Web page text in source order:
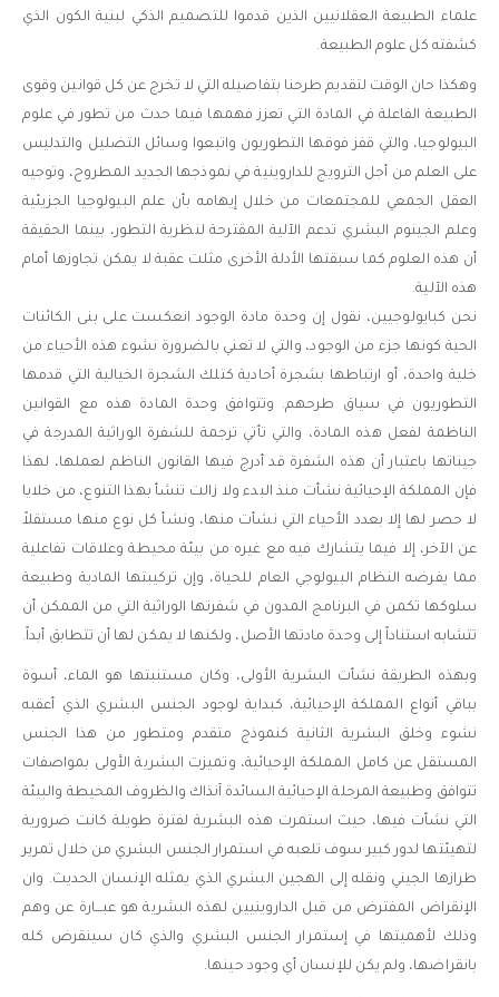
علماء الطبيعة العقلانيين الذين قدموا للتصميم الذكي لبنية الكون الذي
كشفته كل علوم الطبيعة.
وهكذا حان الوقت لتقديم طرحنا بتفاصيله التي لا تخرج عن كل قوانين وقوى
الطبيعة الفاعلة في المادة التي تعزز فهمها فيما حدث من تطور في علوم
البيولوجيا، والتي قفز فوقها التطوريون واتبعوا وسائل التضليل والتدليس
على العلم من أجل الترويج للداروينية في نموذجها الجديد المطروح، وتوجيه
العقل الجمعي للمجتمعات من خلال إيهامه بأن علم البيولوجيا الجزيئية
وعلم الجينوم البشري تدعم الآلية المقترحة لنظرية التطور، بينما الحقيقة
أن هذه العلوم كما سبقتها الأدلة الأخرى مثلت عقبة لا يمكن تجاوزها أمام
هذه الآلية.
نحن كبايولوجيين، نقول إن وحدة مادة الوجود انعكست على بنى الكائنات
الحية كونها جزء من الوجود، والتي لا تعني بالضرورة نشوء هذه الأحياء من
خلية واحدة، أو ارتباطها بشجرة أحادية كتلك الشجرة الخيالية التي قدمها
التطوريون في سياق طرحهم. وتتوافق وحدة المادة هذه مع القوانين
الناظمة لفعل هذه المادة، والتي تأتي ترجمة للشفرة الوراثية المدرجة في
جيناتها باعتبار أن هذه الشفرة قد أدرج فيها القانون الناظم لعملها، لهذا
فإن المملكة الإحيائية نشأت منذ البدء ولا زالت تنشأ بهذا التنوع، من خلايا
لا حصر لها إلا بعدد الأحياء التي نشأت منها، ونشأ كل نوع منها مستقلاً
عن الآخر، إلا فيما يتشارك فيه مع غيره من بيئة محيطة وعلاقات تفاعلية
مما يفرضه النظام البيولوجي العام للحياة، وإن تركيبتها المادية وطبيعة
سلوكها تكمن في البرنامج المدون في شفرتها الوراثية التي من الممكن أن
تتشابه استناداً إلى وحدة مادتها الأصل، ولكنها لا يمكن لها أن تتطابق أبداً.
وبهذه الطريقة نشأت البشرية الأولى، وكان مستنبتها هو الماء، أسوة
بباقي أنواع المملكة الإحيائية، كبداية لوجود الجنس البشري الذي أعقبه
نشوء وخلق البشرية الثانية كنموذج متقدم ومتطور من هذا الجنس
المستقل عن كامل المملكة الإحيائية، وتميزت البشرية الأولى بمواصفات
تتوافق وطبيعة المرحلة الإحيائية السائدة آنذاك والظروف المحيطة والبيئة
التي نشأت فيها، حيث استمرت هذه البشرية لفترة طويلة كانت ضرورية
لتهيئتها لدور كبير سوف تلعبه في استمرار الجنس البشري من خلال تمرير
طرازها الجيني ونقله إلى الهجين البشري الذي يمثله الإنسان الحديث. وان
الإنقراض المفترض من قبل الداروينيين لهذه البشرية هو عبـــارة عن وهم
وذلك لأهميتها في إستمرار الجنس البشري والذي كان سينقرض كله
بانقراضها، ولم يكن للإنسان أي وجود حينها.